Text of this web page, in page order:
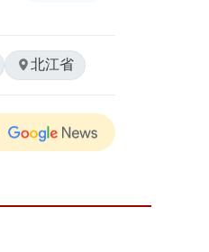
北江省